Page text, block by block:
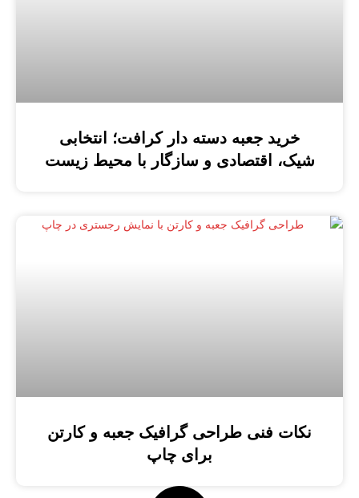
خرید جعبه دسته دار کرافت؛ انتخابی
شیک، اقتصادی و سازگار با محیط زیست
نکات فنی طراحی گرافیک جعبه و کارتن
برای چاپ